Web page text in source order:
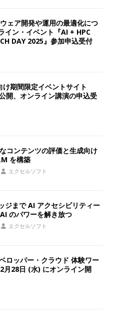
ェア開発や運用の最適化につ
イン・イベント『AI + HPC
DAY 2025』参加申込受付
期間限定イベントサイト
開、オンライン講演の申込受
コンテンツの評価と生成向け
を構築
エクセルソフト
ジまで AI アクセシビリティー
のパワーを解き放つ
エクセルソフト
ロッパー・クラウド 体験ワー
月28日 (水) にオンライン開